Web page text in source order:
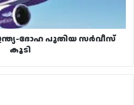
ദോഹ പുതിയ സർവീസ്
കൂടി